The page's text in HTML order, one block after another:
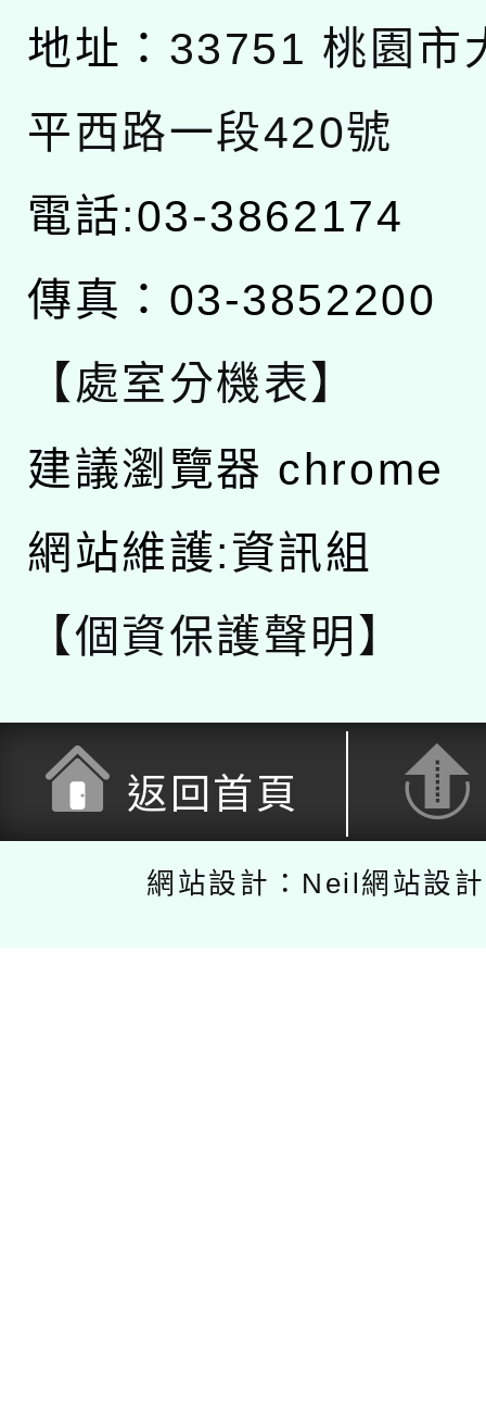
地址： 33751 桃園市
平西路一段420號
電話:03-3862174
傳真：03-3852200
【處室分機表】
建議瀏覽器 chrome
網站維護:資訊組
【個資保護聲明】
返回首頁
網站設計：Neil網站設